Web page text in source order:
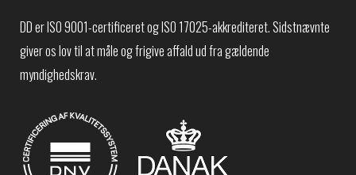
DD er ISO 9001-certificeret og ISO 17025-akkrediteret. Sidstnævnte
giver os lov til at måle og frigive affald ud fra gældende
myndighedskrav.